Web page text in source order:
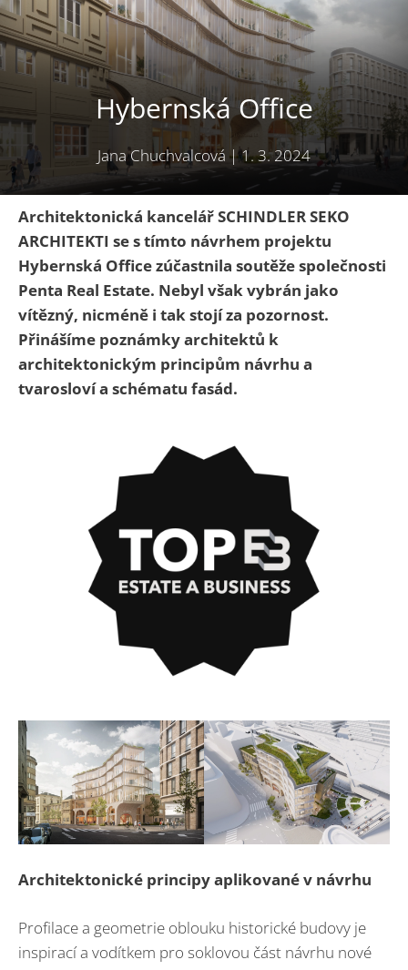
Hybernská Office
Jana Chuchvalcová |1. 3. 2024
Architektonická kancelářSCHINDLER SEKO
ARCHITEKTI se s tímto návrhem projektu
Hybernská Office zúčastnila soutěže společnosti
Penta Real Estate. Nebyl však vybrán jako
vítězný, nicméně i tak stojí za pozornost.
Přinášíme poznámky architektů k
architektonickým principům návrhu a
tvarosloví a schématu fasád.
Architektonické principy aplikované v návrhu
Profilace a geometrie oblouku historické budovy je
inspirací a vodítkem pro soklovou část návrhu nové